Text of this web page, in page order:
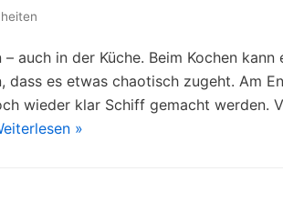
– auch in der Küche. Beim Kochen kann
dass es etwas chaotisch zugeht. Am
wieder klar Schiff gemacht werden.
»